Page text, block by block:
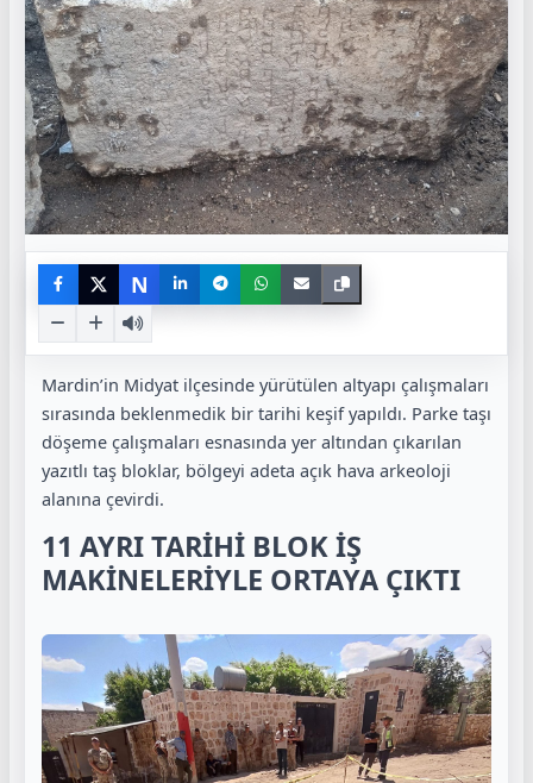
N
Mardin’in Midyat ilçesinde yürütülen altyapı çalışmaları
sırasında beklenmedik bir tarihi keşif yapıldı. Parke taşı
döşeme çalışmaları esnasında yer altından çıkarılan
yazıtlı taş bloklar, bölgeyi adeta açık hava arkeoloji
alanına çevirdi.
11 AYRI TARİHİ BLOK İŞ
MAKİNELERİYLE ORTAYA ÇIKTI